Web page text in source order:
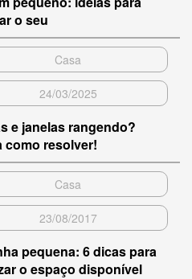
o seu
Casa
24/03/2025
e janelas rangendo?
como resolver!
Casa
23/08/2017
pequena: 6 dicas para
o espaço disponível